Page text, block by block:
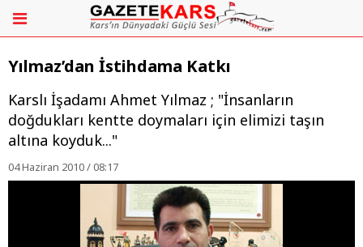
Yılmaz’dan İstihdama Katkı
Karslı İşadamı Ahmet Yılmaz ; "İnsanların
doğdukları kentte doymaları için elimizi taşın
altına koyduk..."
04 Haziran 2010 / 08:17